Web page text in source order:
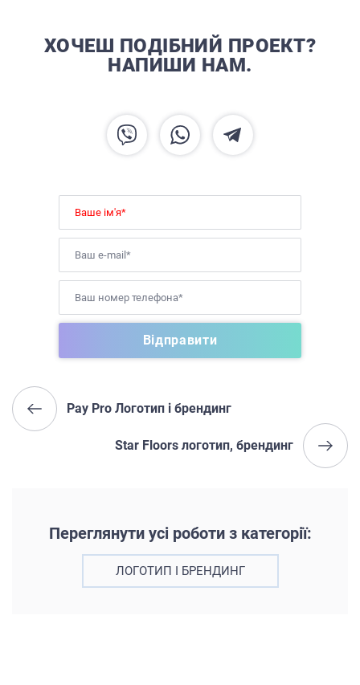
ХОЧЕШ ПОДІБНИЙ ПРОЕКТ?
НАПИШИ НАМ.
Pay Pro Логотип і брендинг
Star Floors логотип, брендинг
Переглянути усі роботи з категорії:
ЛОГОТИП І БРЕНДИНГ